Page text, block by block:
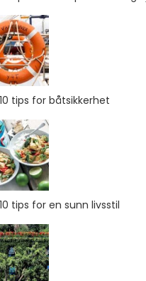
10 tips for båtsikkerhet
10 tips for en sunn livsstil